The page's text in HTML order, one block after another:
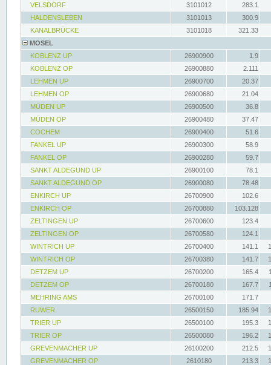
VELSDORF
3101012
283.1
HALDENSLEBEN
3101013
300.9
KANALBRÜCKE
3101018
321.33
MOSEL
KOBLENZ UP
26900900
1.9
KOBLENZ OP
26900880
2.111
LEHMEN UP
26900700
20.37
LEHMEN OP
26900680
21.04
MÜDEN UP
26900500
36.8
MÜDEN OP
26900480
37.47
COCHEM
26900400
51.6
FANKEL UP
26900300
58.9
FANKEL OP
26900280
59.7
SANKT ALDEGUND UP
26900100
78.1
SANKT ALDEGUND OP
26900080
78.48
ENKIRCH UP
26700900
102.6
ENKIRCH OP
26700880
103.128
ZELTINGEN UP
26700600
123.4
ZELTINGEN OP
26700580
124.1
WINTRICH UP
26700400 141.1
WINTRICH OP
26700380 141.7
DETZEM UP
26700200 165.4
DETZEM OP
26700180 167.7
MEHRING AMS
26700100
171.7
RUWER
26500150 185.94
TRIER UP
26500100 195.3
TRIER OP
26500080 196.2
GREVENMACHER UP
26100200 212.5
GREVENMACHER OP
2610180 213.3